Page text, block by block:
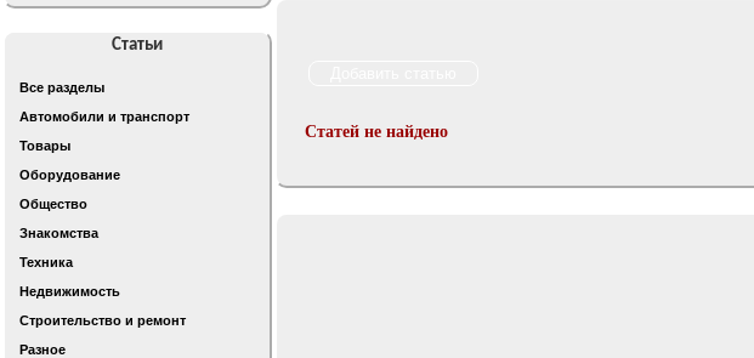
Статьи
Все разделы
Автомобили и транспорт
Товары
Оборудование
Общество
Знакомства
Техника
Недвижимость
Строительство и ремонт
Разное
Статей не найдено